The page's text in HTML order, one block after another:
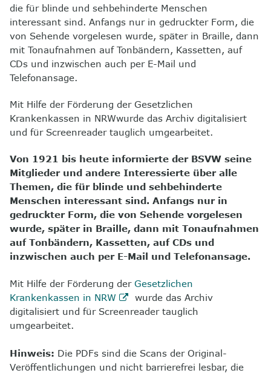
6
Unterstützen
7
Presse
8
Kontakt
die für blinde und sehbehinderte Menschen
interessant sind. Anfangs nur in gedruckter Form, die
von Sehende vorgelesen wurde, später in Braille, dann
mit Tonaufnahmen auf Tonbändern, Kassetten, auf
CDs und inzwischen auch per E-Mail und
Telefonansage.
Mit Hilfe der Förderung der Gesetzlichen
Krankenkassen in NRWwurde das Archiv digitalisiert
und für Screenreader tauglich umgearbeitet.
Von 1921 bis heute informierte der BSVW seine
Mitglieder und andere Interessierte über alle
Themen, die für blinde und sehbehinderte
Menschen interessant sind. Anfangs nur in
gedruckter Form, die von Sehende vorgelesen
wurde, später in Braille, dann mit Tonaufnahmen
auf Tonbändern, Kassetten, auf CDs und
inzwischen auch per E-Mail und Telefonansage.
Mit Hilfe der Förderung derGesetzlichen
Krankenkassen in NRW
wurde das Archiv
digitalisiert und für Screenreader tauglich
umgearbeitet.
Hinweis: Die PDFs sind die Scans der Original-
Veröffentlichungen und nicht barrierefrei lesbar, die